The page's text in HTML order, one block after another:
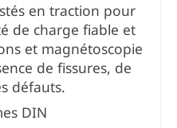
en traction pour
de charge fiable et
et magnétoscopie
de fissures, de
défauts.
DIN